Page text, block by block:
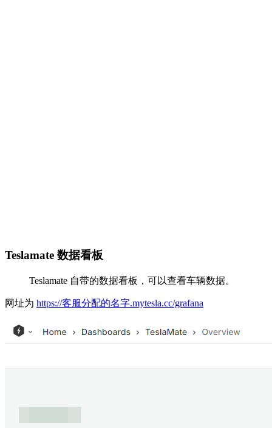
Teslamate 数据看板
Teslamate 自带的数据看板，可以查看车辆数据。
网址为 https://客服分配的名字.mytesla.cc/grafana